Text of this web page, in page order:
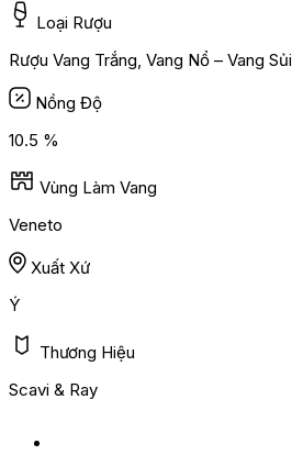
Loại Rượu
Rượu Vang Trắng, Vang Nổ – Vang Sủi
Nồng Độ
10.5 %
Vùng Làm Vang
Veneto
Xuất Xứ
Ý
Thương Hiệu
Scavi & Ray